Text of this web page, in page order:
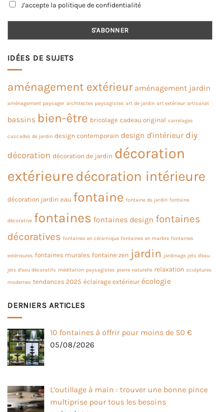
J'accepte la politique de confidentialité
IDÉES DE SUJETS
aménagement extérieur aménagement jardin
aménagement paysager architectes paysagistes art de jardin art extérieur artisanat
bassins bien-être bricolage cadeau original carrelages
cascades de jardin design contemporain design d'intérieur diy
décoration décoration de jardin décoration
extérieuredécoration intérieure
décoration jardin eau fontaine fontaine de jardin fontaine
décorative fontaines fontaines design fontaines
décoratives fontaines en céramique fontaines en marbre fontaines
extérieures fontaines murales fontaine zen jardin jardinage jets d'eau
jets d’eau décoratifs méditation paysagistes pierre naturelle relaxation sculptures
modernes tendances 2025 éclairage extérieur écologie
DERNIERS ARTICLES
10 fontaines à offrir pour moins de 50 €
05/08/2026
L’outillage à main : trouver une bonne pince
multiprise pour tous les besoins